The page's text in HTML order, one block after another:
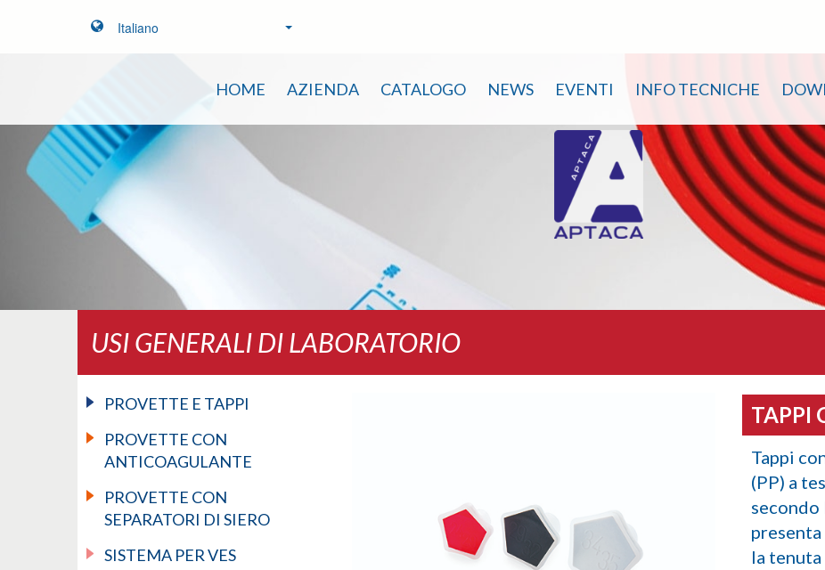
Italiano
HOME AZIENDA CATALOGO NEWS EVENTI INFO TECNICHE
USI GENERALI DI LABORATORIO
PROVETTE E TAPPI
PROVETTE CON
ANTICOAGULANTE
PROVETTE CON
SEPARATORI DI SIERO
SISTEMA PER VES
TAPPI
Tappi
(PP) a
la